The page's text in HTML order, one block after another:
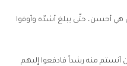
هي أحسن، حتّى يبلغ أشدّه وأوفوا
آنستم منه رشداً فادفعوا إليهم